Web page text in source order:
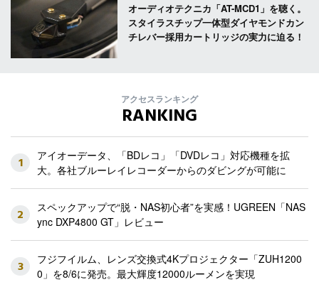
オーディオテクニカ「AT-MCD1」を聴く。
スタイラスチップ一体型ダイヤモンドカン
チレバー採用カートリッジの実力に迫る！
アクセスランキング
RANKING
1
アイオーデータ、「BDレコ」「DVDレコ」対応機種を拡
大。各社ブルーレイレコーダーからのダビングが可能に
2
スペックアップで“脱・NAS初心者”を実感！UGREEN「NAS
ync DXP4800 GT」レビュー
3
フジフイルム、レンズ交換式4Kプロジェクター「ZUH1200
0」を8/6に発売。最大輝度12000ルーメンを実現